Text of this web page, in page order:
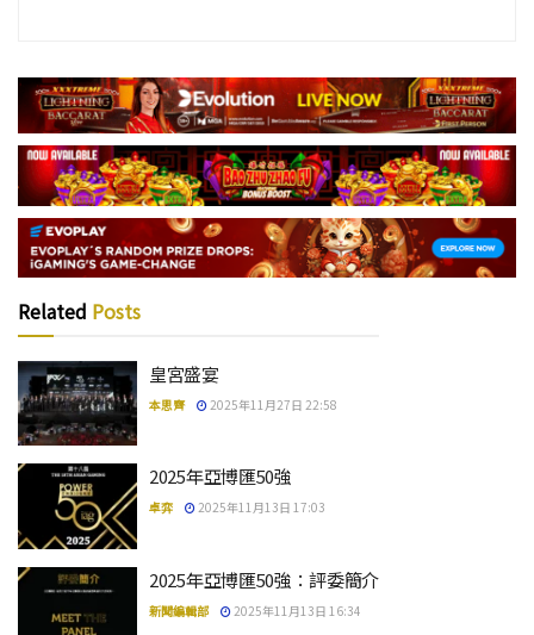
Related Posts
皇宮盛宴
本思齊 2025年11月27日 22:58
2025年亞博匯50強
卓弈 2025年11月13日 17:03
2025年亞博匯50強：評委簡介
新聞編輯部 2025年11月13日 16:34